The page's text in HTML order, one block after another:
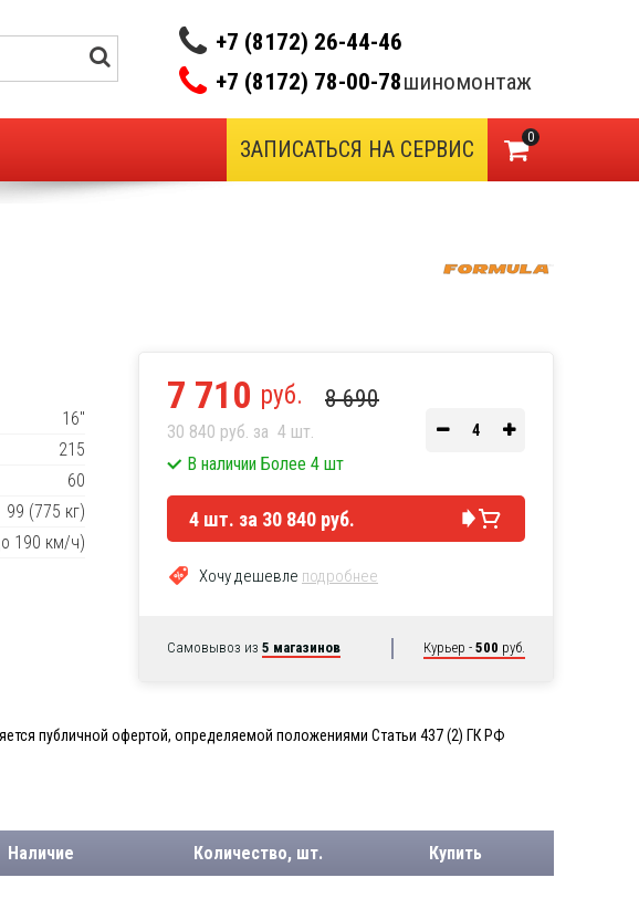
+7 (8172) 26-44-46
+7 (8172) 78-00-78шиномонтаж
0
ЗАПИСАТЬСЯ НА СЕРВИС
16"
215
60
99 (775 кг)
190 км/ч)
7 710 руб. 8 690
30 840 руб. за 4 шт.
В наличии Более 4 шт
4 шт. за 30 840 руб.
Хочу дешевле подробнее
Самовывоз из 5 магазинов Курьер - 500 руб.
публичной офертой, определяемой положениями Статьи 437 (2) ГК РФ
Наличие Количество, шт. Купить